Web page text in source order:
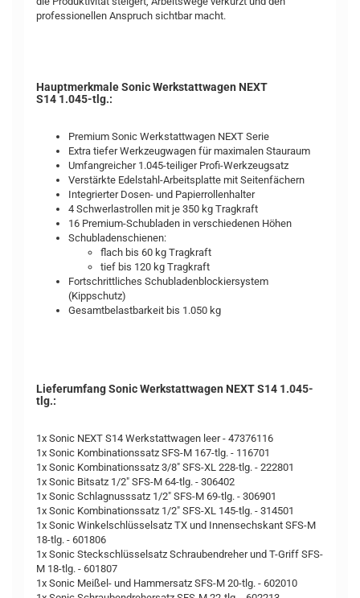
professionellen Anspruch sichtbar macht.
Hauptmerkmale Sonic Werkstattwagen NEXT
S14 1.045-tlg.:
Premium Sonic Werkstattwagen NEXT Serie
Extra tiefer Werkzeugwagen für maximalen Stauraum
Umfangreicher 1.045-teiliger Profi-Werkzeugsatz
Verstärkte Edelstahl-Arbeitsplatte mit Seitenfächern
Integrierter Dosen- und Papierrollenhalter
4 Schwerlastrollen mit je 350 kg Tragkraft
16 Premium-Schubladen in verschiedenen Höhen
Schubladenschienen:
flach bis 60 kg Tragkraft
tief bis 120 kg Tragkraft
Fortschrittliches Schubladenblockiersystem
(Kippschutz)
Gesamtbelastbarkeit bis 1.050 kg
Lieferumfang Sonic Werkstattwagen NEXT S14 1.045-
tlg.:
1x Sonic NEXT S14 Werkstattwagen leer - 47376116
1x Sonic Kombinationssatz SFS-M 167-tlg. - 116701
1x Sonic Kombinationssatz 3/8" SFS-XL 228-tlg. - 222801
1x Sonic Bitsatz 1/2" SFS-M 64-tlg. - 306402
1x Sonic Schlagnusssatz 1/2" SFS-M 69-tlg. - 306901
1x Sonic Kombinationssatz 1/2" SFS-XL 145-tlg. - 314501
1x Sonic Winkelschlüsselsatz TX und Innensechskant SFS-M
18-tlg. - 601806
1x Sonic Steckschlüsselsatz Schraubendreher und T-Griff SFS-
M 18-tlg. - 601807
1x Sonic Meißel- und Hammersatz SFS-M 20-tlg. - 602010